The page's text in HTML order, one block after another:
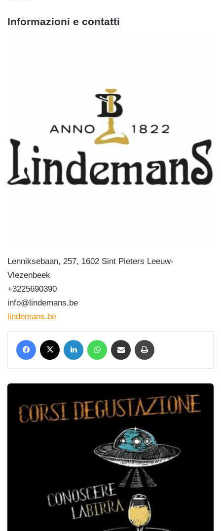
Informazioni e contatti
Lenniksebaan, 257, 1602 Sint Pieters Leeuw-
Vlezenbeek
+3225690390
info@lindemans.be
lindemans.be
Facebook LinkedIn WhatsApp Condividi via mail